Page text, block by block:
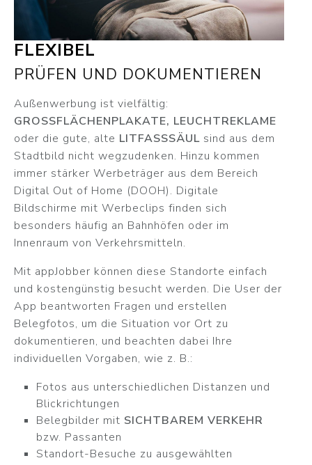
FLEXIBEL
PRÜFEN UND DOKUMENTIEREN
Außenwerbung ist vielfältig:
GROSSFLÄCHENPLAKATE, LEUCHTREKLAME
oder die gute, alte LITFASSSÄUL sind aus dem
Stadtbild nicht wegzudenken. Hinzu kommen
immer stärker Werbeträger aus dem Bereich
Digital Out of Home (DOOH). Digitale
Bildschirme mit Werbeclips finden sich
besonders häufig an Bahnhöfen oder im
Innenraum von Verkehrsmitteln.
Mit appJobber können diese Standorte einfach
und kostengünstig besucht werden. Die User der
App beantworten Fragen und erstellen
Belegfotos, um die Situation vor Ort zu
dokumentieren, und beachten dabei Ihre
individuellen Vorgaben, wie z. B.:
Fotos aus unterschiedlichen Distanzen und
Blickrichtungen
Belegbilder mit SICHTBAREM VERKEHR
bzw. Passanten
Standort-Besuche zu ausgewählten